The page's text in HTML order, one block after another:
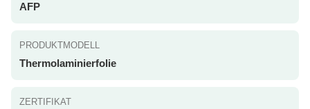
AFP
PRODUKTMODELL
Thermolaminierfolie
ZERTIFIKAT